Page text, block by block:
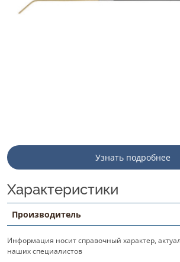
Узнать подробнее
Характеристики
Производитель
Информация носит справочный характер,
наших специалистов